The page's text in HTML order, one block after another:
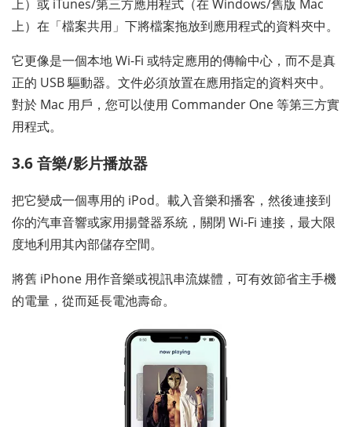
上）或 iTunes/第三方應用程式（在 Windows/舊版 Mac
上）在「檔案共用」下將檔案拖放到應用程式的資料夾中。
它更像是一個本地 Wi-Fi 或特定應用的傳輸中心，而不是真
正的 USB 驅動器。文件必須放置在應用指定的資料夾中。
對於 Mac 用戶，您可以使用 Commander One 等第三方實
用程式。
3.6 音樂/影片播放器
把它變成一個專用的 iPod。載入音樂和播客，然後連接到
你的汽車音響或家用揚聲器系統，關閉 Wi-Fi 連接，最大限
度地利用其內部儲存空間。
將舊 iPhone 用作音樂或視訊串流媒體，可有效節省主手機
的電量，從而延長電池壽命。